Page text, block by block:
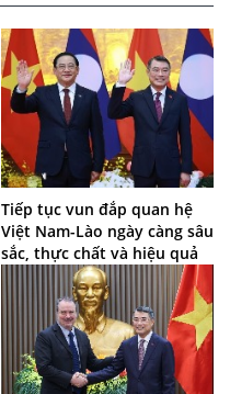
Tiếp tục vun đắp quan hệ
Việt Nam-Lào ngày càng sâu
sắc, thực chất và hiệu quả